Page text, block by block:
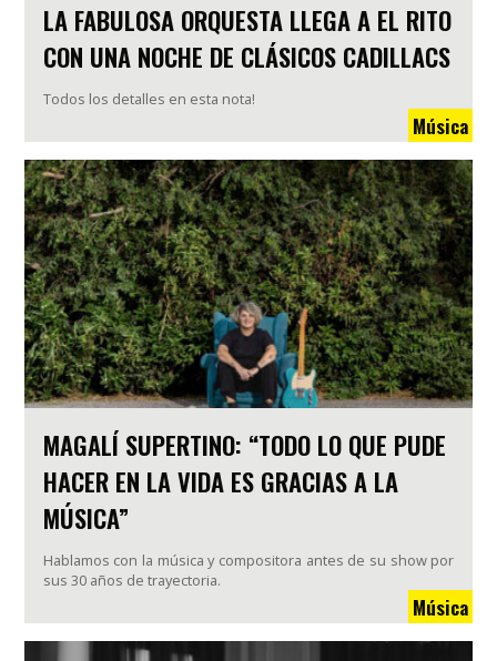
LA FABULOSA ORQUESTA LLEGA A EL RITO
CON UNA NOCHE DE CLÁSICOS CADILLACS
Todos los detalles en esta nota!
Música
MAGALÍ SUPERTINO: “TODO LO QUE PUDE
HACER EN LA VIDA ES GRACIAS A LA
MÚSICA”
Hablamos con la música y compositora antes de su show por
sus 30 años de trayectoria.
Música